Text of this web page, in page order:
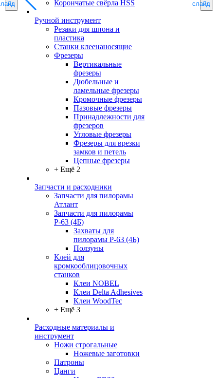
Корончатые свёрла HSS
Ручной инструмент
Резаки для шпона и
пластика
Станки клеенаносящие
Фрезеры
Вертикальные
фрезеры
Дюбельные и
ламельные фрезеры
Кромочные фрезеры
Пазовые фрезеры
Принадлежности для
фрезеров
Угловые фрезеры
Фрезеры для врезки
замков и петель
Цепные фрезеры
+ Ещё 2
Запчасти и расходники
Запчасти для пилорамы
Атлант
Запчасти для пилорамы
Р-63 (4Б)
Захваты для
пилорамы Р-63 (4Б)
Ползуны
Клей для
кромкооблицовочных
станков
Клеи NOBEL
Клеи Delta Adhesives
Клеи WoodTec
+ Ещё 3
Расходные материалы и
инструмент
Ножи строгальные
Ножевые заготовки
Патроны
Цанги
слайд